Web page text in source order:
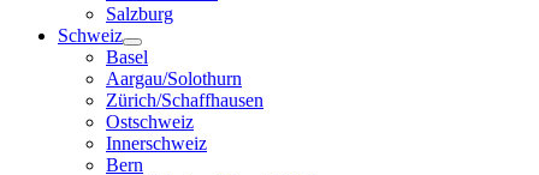
Salzburg
Schweiz
Basel
Aargau/Solothurn
Zürich/Schaffhausen
Ostschweiz
Innerschweiz
Bern